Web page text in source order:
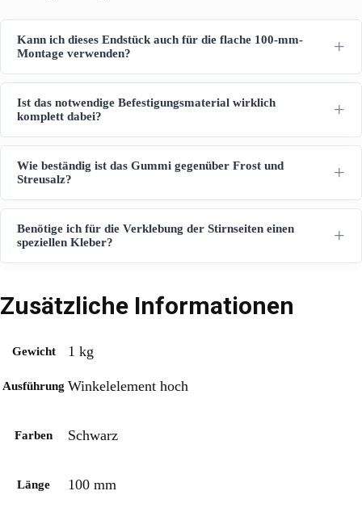
Kann ich dieses Endstück auch für die flache 100-mm-
Montage verwenden?
Ist das notwendige Befestigungsmaterial wirklich
komplett dabei?
Wie beständig ist das Gummi gegenüber Frost und
Streusalz?
Benötige ich für die Verklebung der Stirnseiten einen
speziellen Kleber?
Zusätzliche Informationen
Gewicht 1 kg
Ausführung Winkelelement hoch
Farben Schwarz
Länge 100 mm